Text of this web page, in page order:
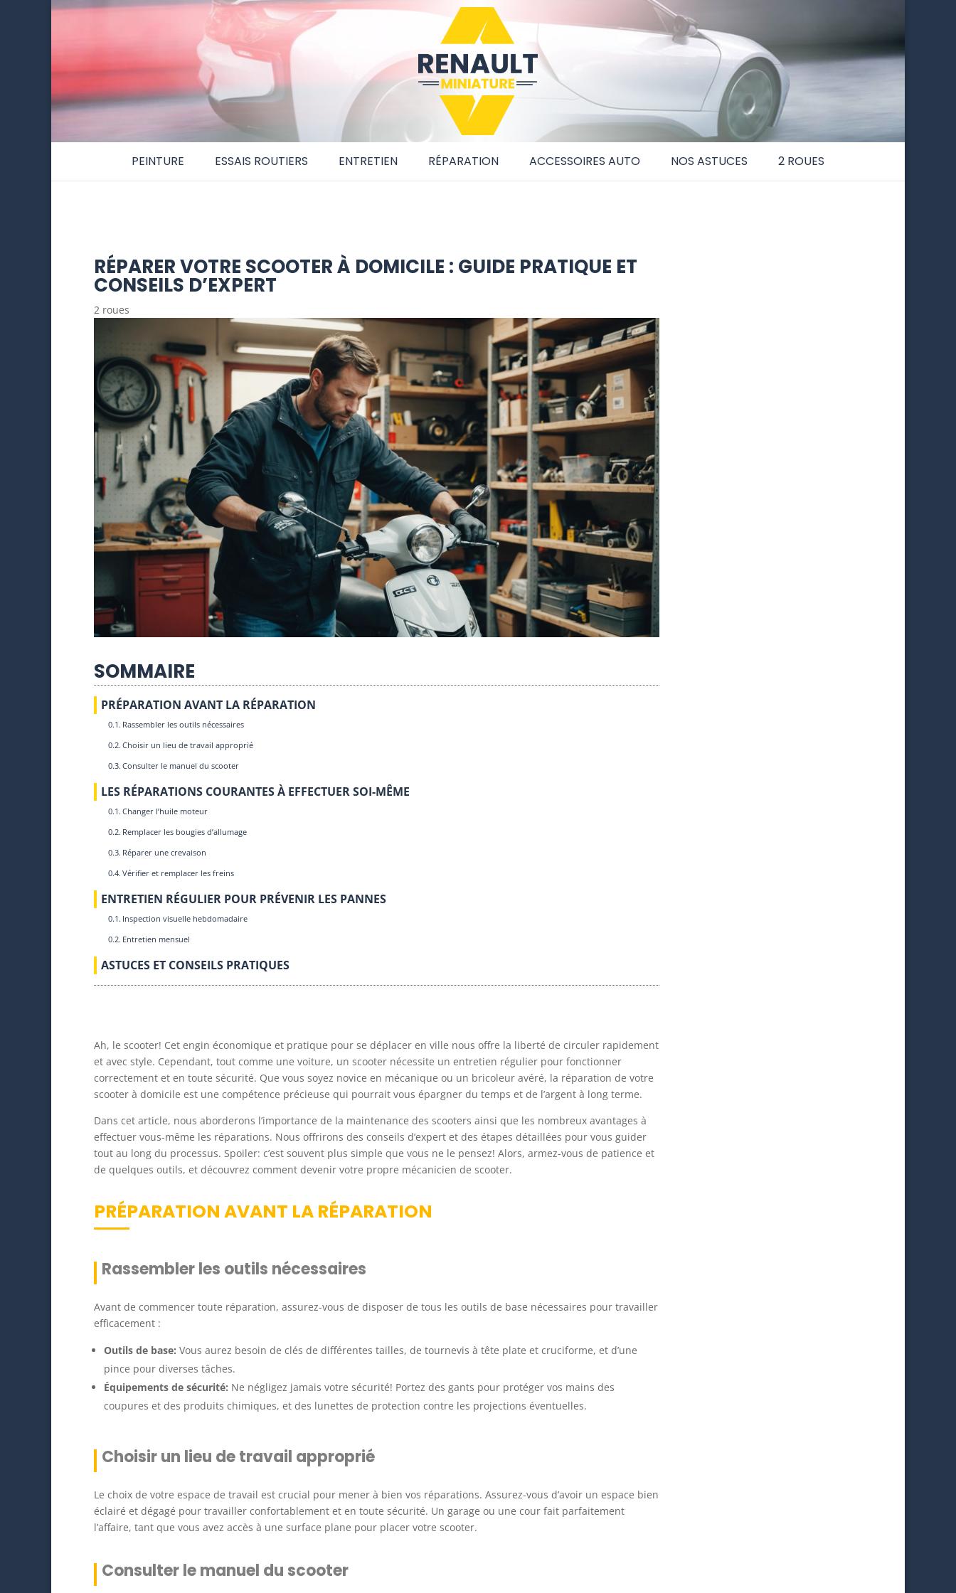
PEINTURE ESSAIS ROUTIERS ENTRETIEN RÉPARATION ACCESSOIRES AUTO NOS ASTUCES 2 ROUES
RÉPARER VOTRE SCOOTER À DOMICILE : GUIDE PRATIQUE ET
CONSEILS D’EXPERT
2 roues
SOMMAIRE
PRÉPARATION AVANT LA RÉPARATION
Rassembler les outils nécessaires
Choisir un lieu de travail approprié
Consulter le manuel du scooter
LES RÉPARATIONS COURANTES À EFFECTUER SOI-MÊME
Changer l’huile moteur
Remplacer les bougies d’allumage
Réparer une crevaison
Vérifier et remplacer les freins
ENTRETIEN RÉGULIER POUR PRÉVENIR LES PANNES
Inspection visuelle hebdomadaire
Entretien mensuel
ASTUCES ET CONSEILS PRATIQUES
Ah, le scooter! Cet engin économique et pratique pour se déplacer en ville nous offre la liberté de circuler rapidement
et avec style. Cependant, tout comme une voiture, un scooter nécessite un entretien régulier pour fonctionner
correctement et en toute sécurité. Que vous soyez novice en mécanique ou un bricoleur avéré, la réparation de votre
scooter à domicile est une compétence précieuse qui pourrait vous épargner du temps et de l’argent à long terme.
Dans cet article, nous aborderons l’importance de la maintenance des scooters ainsi que les nombreux avantages à
effectuer vous-même les réparations. Nous offrirons des conseils d’expert et des étapes détaillées pour vous guider
tout au long du processus. Spoiler: c’est souvent plus simple que vous ne le pensez! Alors, armez-vous de patience et
de quelques outils, et découvrez comment devenir votre propre mécanicien de scooter.
PRÉPARATION AVANT LA RÉPARATION
Rassembler les outils nécessaires
Avant de commencer toute réparation, assurez-vous de disposer de tous les outils de base nécessaires pour travailler
efficacement :
Outils de base: Vous aurez besoin de clés de différentes tailles, de tournevis à tête plate et cruciforme, et d’une
pince pour diverses tâches.
Équipements de sécurité: Ne négligez jamais votre sécurité! Portez des gants pour protéger vos mains des
coupures et des produits chimiques, et des lunettes de protection contre les projections éventuelles.
Choisir un lieu de travail approprié
Le choix de votre espace de travail est crucial pour mener à bien vos réparations. Assurez-vous d’avoir un espace bien
éclairé et dégagé pour travailler confortablement et en toute sécurité. Un garage ou une cour fait parfaitement
l’affaire, tant que vous avez accès à une surface plane pour placer votre scooter.
Consulter le manuel du scooter